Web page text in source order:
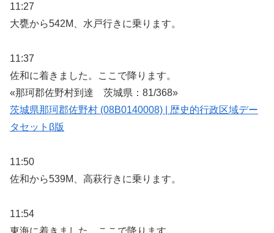
11:27
大甕から542M、水戸行きに乗ります。
11:37
佐和に着きました。ここで降ります。
«那珂郡佐野村到達 茨城県：81/368»
茨城県那珂郡佐野村 (08B0140008) | 歴史的行政区域デー
タセットβ版
11:50
佐和から539M、高萩行きに乗ります。
11:54
東海に着きました。ここで降ります。